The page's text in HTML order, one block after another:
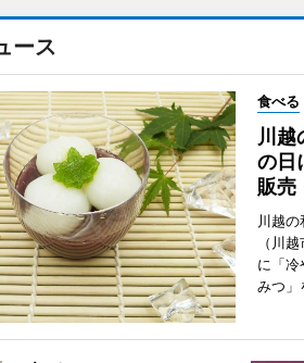
ース
食べる
川越
の日
販売
川越の
（川
に「冷
みつ」